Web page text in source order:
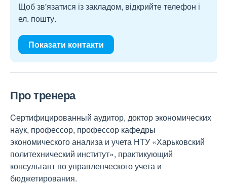
Щоб зв'язатися із закладом, відкрийте телефон і
ел. пошту.
Показати контакти
Про тренера
Cертифицированный аудитор, доктор экономических
наук, профессор, профессор кафедры
экономического анализа и учета НТУ «Харьковский
политехнический институт», практикующий
консультант по управленческого учета и
бюджетирования.